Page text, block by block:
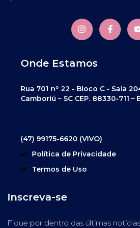
Onde Estamos
Rua 701 nº 22 - Bloco C - Sala
Camboriú – SC CEP. 88330-711 –
(47) 99175-6620 (VIVO)
Política de Privacidade
Termos de Uso
Inscreva-se
Fique por dentro das últimas